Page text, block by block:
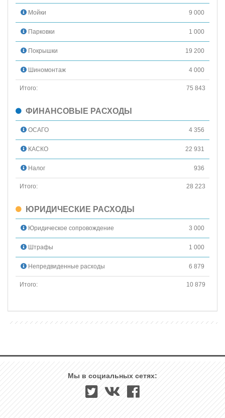
Мойки 9 000
Парковки 1 000
Покрышки 19 200
Шиномонтаж 4 000
Итого: 75 843
ФИНАНСОВЫЕ РАСХОДЫ
ОСАГО 4 356
КАСКО 22 931
Налог 936
Итого: 28 223
ЮРИДИЧЕСКИЕ РАСХОДЫ
Юридическое сопровождение 3 000
Штрафы 1 000
Непредвиденные расходы 6 879
Итого: 10 879
Мы в социальных сетях: